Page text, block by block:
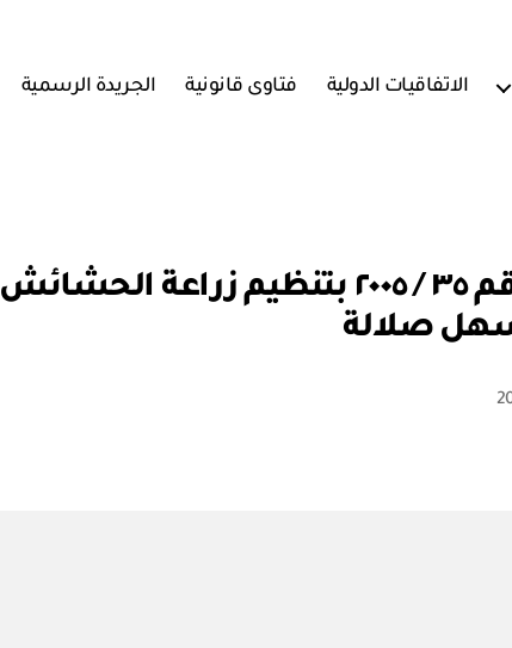
الاتفاقيات الدولية فتاوى قانونية الجريدة الرسمية
وزارة الزراعة والثروة السمكية: قرار وزاري رقم ٣٥ / ٢٠٠٥ بتنظيم زراعة الحشائش
صلالة
بو
ا
س
ة